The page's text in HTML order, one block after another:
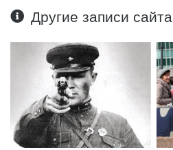
Другие записи сайта